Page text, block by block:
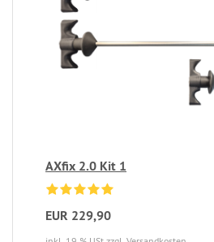
AXfix 2.0 Kit 1
EUR 229,90